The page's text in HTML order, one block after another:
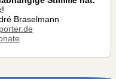
Braselmann